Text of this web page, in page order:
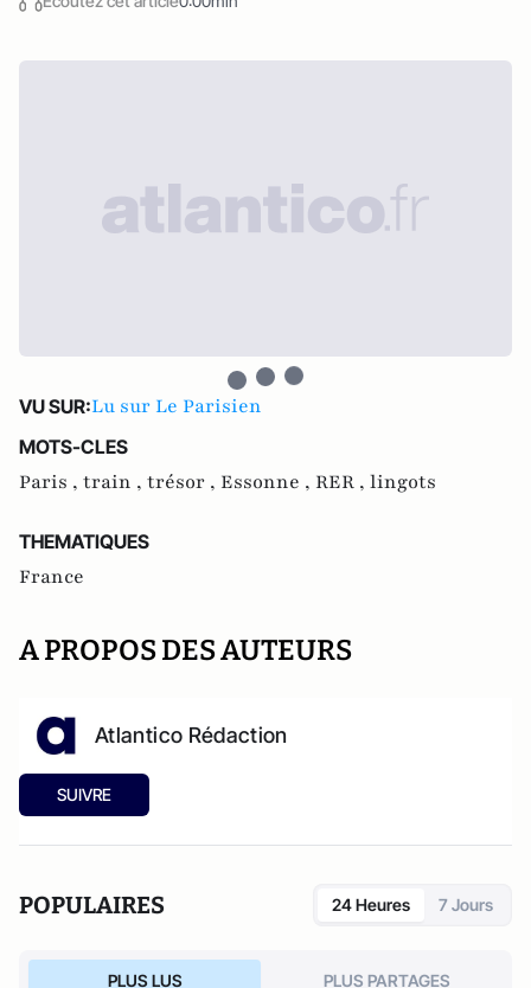
VU SUR:Lu sur Le Parisien
MOTS-CLES
Paris , train , trésor , Essonne , RER , lingots
THEMATIQUES
France
A PROPOS DES AUTEURS
Atlantico Rédaction
SUIVRE
POPULAIRES 24 Heures 7 Jours
PLUS LUS PLUS PARTAGES